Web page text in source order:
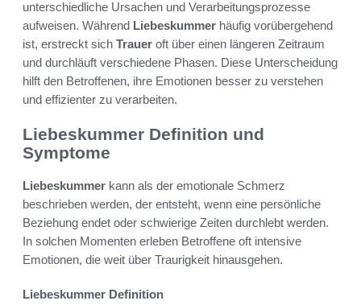
unterschiedliche Ursachen und Verarbeitungsprozesse
aufweisen. Während Liebeskummer häufig vorübergehend
ist, erstreckt sich Trauer oft über einen längeren Zeitraum
und durchläuft verschiedene Phasen. Diese Unterscheidung
hilft den Betroffenen, ihre Emotionen besser zu verstehen
und effizienter zu verarbeiten.
Liebeskummer Definition und
Symptome
Liebeskummer kann als der emotionale Schmerz
beschrieben werden, der entsteht, wenn eine persönliche
Beziehung endet oder schwierige Zeiten durchlebt werden.
In solchen Momenten erleben Betroffene oft intensive
Emotionen, die weit über Traurigkeit hinausgehen.
Liebeskummer Definition